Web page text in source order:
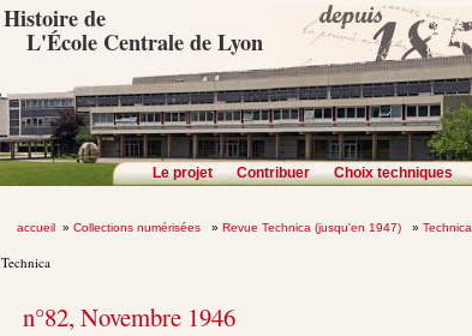
Histoire de
L'École Centrale de Lyon
Le projet Contribuer Choix techniques
accueil» Collections numérisées » Revue Technica (jusqu'en 1947) » Technica
Technica
n°82, Novembre 1946